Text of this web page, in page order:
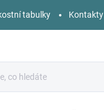
tabulky Kontakty